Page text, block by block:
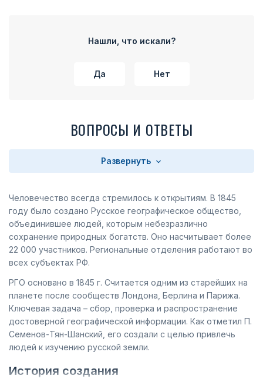
Нашли, что искали?
Да Нет
ВОПРОСЫ И ОТВЕТЫ
Развернуть
Человечество всегда стремилось к открытиям. В 1845
году было создано Русское географическое общество,
объединившее людей, которым небезразлично
сохранение природных богатств. Оно насчитывает более
22 000 участников. Региональные отделения работают во
всех субъектах РФ.
РГО основано в 1845 г. Считается одним из старейших на
планете после сообществ Лондона, Берлина и Парижа.
Ключевая задача – сбор, проверка и распространение
достоверной географической информации. Как отметил П.
Семенов-Тян-Шанский, его создали с целью привлечь
людей к изучению русской земли.
История создания